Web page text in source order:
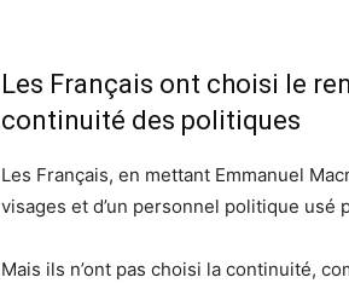
Les Français ont choisi le
continuité des politiques
Les Français, en mettant Emmanuel
visages et d’un personnel politique
Mais ils n’ont pas choisi la continuité,